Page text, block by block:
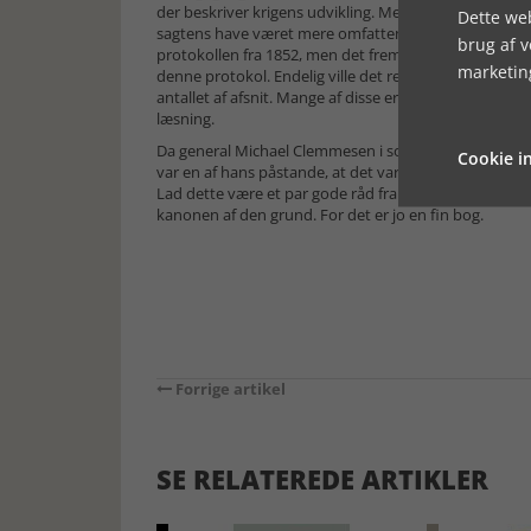
der beskriver krigens udvikling. Mere overordnet
sagtens have været mere omfattende. En af de
protokollen fra 1852, men det fremgår ikke, i hvilket
denne protokol. Endelig ville det rent
antallet af afsnit. Mange af disse er (al militær
læsning.
Da general Michael Clemmesen i sommeren 2005
var en af hans påstande, at det var umuligt at
Lad dette være et par gode råd fra historisk hold, til
kanonen af den grund. For det er jo en fin bog.
Forrige artikel
SE RELATEREDE ARTIKLER
Dette
brug af
Cookie